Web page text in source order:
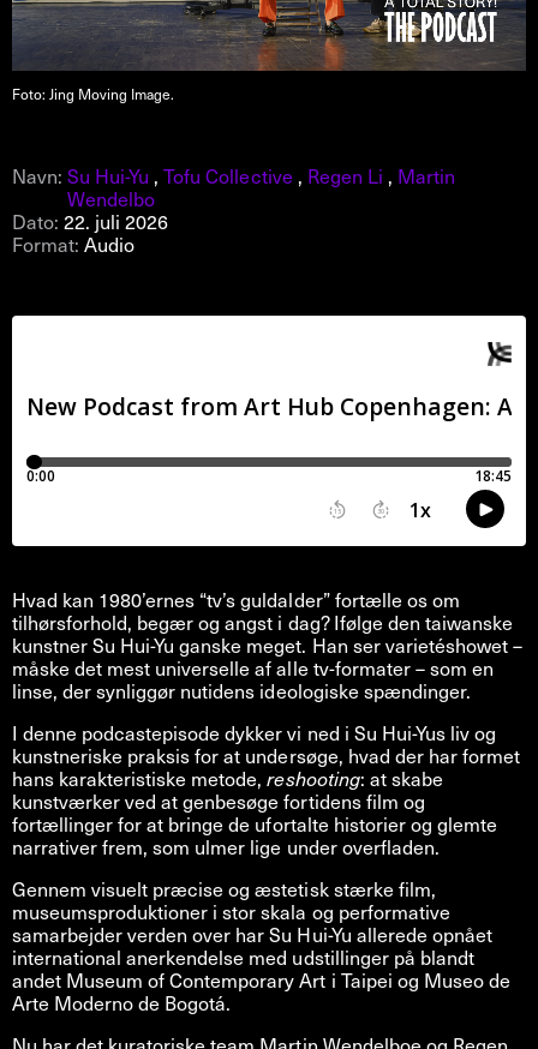
Foto: Jing Moving Image.
Navn:Su Hui-Yu ,Tofu Collective , Regen Li , Martin
Wendelbo
Dato:22. juli 2026
Format:Audio
Hvad kan 1980’ernes “tv’s guldalder” fortælle os om
tilhørsforhold, begær og angst i dag? Ifølge den taiwanske
kunstner Su Hui-Yu ganske meget. Han ser varietéshowet –
måske det mest universelle af alle tv-formater – som en
linse, der synliggør nutidens ideologiske spændinger.
I denne podcastepisode dykker vi ned i Su Hui-Yus liv og
kunstneriske praksis for at undersøge, hvad der har formet
hans karakteristiske metode,reshooting: at skabe
kunstværker ved at genbesøge fortidens film og
fortællinger for at bringe de ufortalte historier og glemte
narrativer frem, som ulmer lige under overfladen.
Gennem visuelt præcise og æstetisk stærke film,
museumsproduktioner i stor skala og performative
samarbejder verden over har Su Hui-Yu allerede opnået
international anerkendelse med udstillinger på blandt
andet Museum of Contemporary Art i Taipei og Museo de
Arte Moderno de Bogotá.